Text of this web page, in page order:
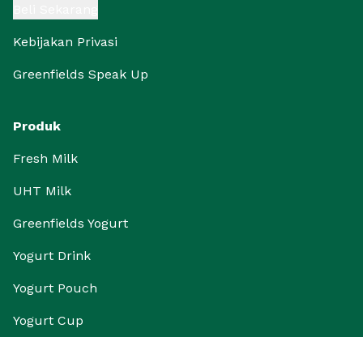
Kebijakan Privasi
Greenfields Speak Up
Produk
Fresh Milk
UHT Milk
Greenfields Yogurt
Yogurt Drink
Yogurt Pouch
Yogurt Cup